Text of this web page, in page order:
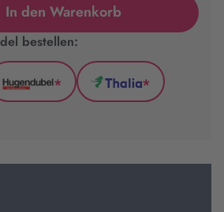
In den Warenkorb
bestellen:
Hugendubel
Tab
*
Thalia
Tab
*